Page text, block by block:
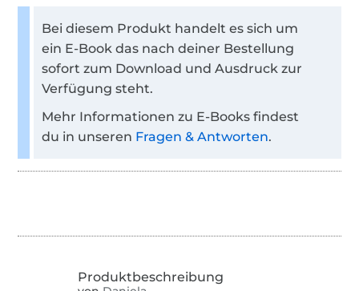
Bei diesem Produkt handelt es sich um
ein E-Book das nach deiner Bestellung
sofort zum Download und Ausdruck zur
Verfügung steht.
Mehr Informationen zu E-Books findest
du in unseren Fragen & Antworten.